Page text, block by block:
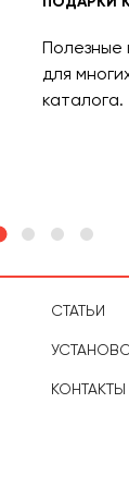
Полезные
для
каталога.
СТАТЬИ
КОНТАКТЫ